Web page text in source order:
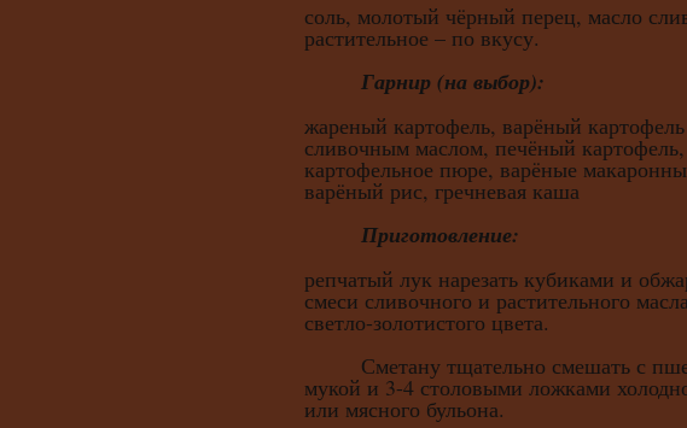
соль, молотый чёрный перец, масло
растительное – по вкусу.
Гарнир (на выбор):
жареный картофель, варёный
сливочным маслом, печёный картофель,
картофельное пюре, варёные
варёный рис, гречневая каша
Приготовление:
репчатый лук нарезать кубиками и
смеси сливочного и растительного
светло-золотистого цвета.
Сметану тщательно смешать с
мукой и 3-4 столовыми ложками
или мясного бульона.